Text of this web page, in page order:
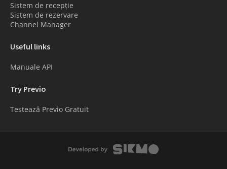
Sistem de recepție
Sistem de rezervare
Channel Manager
Useful links
Manuale API
Try Previo
Testează Previo Gratuit